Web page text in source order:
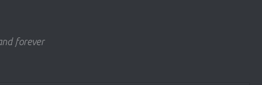
forever